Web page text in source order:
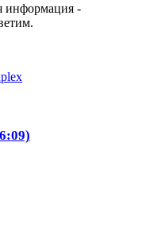
информация -